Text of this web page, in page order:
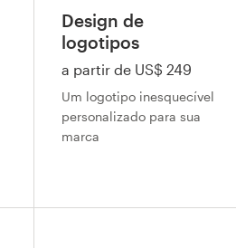
Design de
logotipos
a partir de US$ 249
Um logotipo inesquecível
personalizado para sua
marca